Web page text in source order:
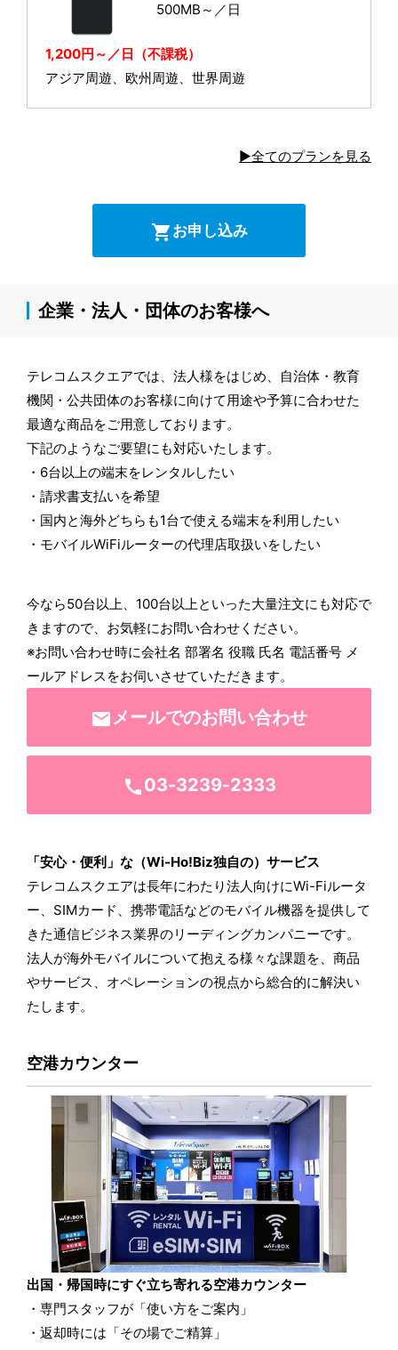
500MB～／日
1,200円～／日（不課税）
アジア周遊、欧州周遊、世界周遊
▶全てのプランを見る
shopping_cart お申し込み
企業・法人・団体のお客様へ
テレコムスクエアでは、法人様をはじめ、自治体・教育
機関・公共団体のお客様に向けて用途や予算に合わせた
最適な商品をご用意しております。
下記のようなご要望にも対応いたします。
6台以上の端末をレンタルしたい
請求書支払いを希望
国内と海外どちらも1台で使える端末を利用したい
モバイルWiFiルーターの代理店取扱いをしたい
今なら50台以上、100台以上といった大量注文にも対応で
きますので、お気軽にお問い合わせください。
※お問い合わせ時に会社名 部署名 役職 氏名 電話番号 メ
ールアドレスをお伺いさせていただきます。
emailメールでのお問い合わせ
call03-3239-2333
「安心・便利」な（Wi-Ho!Biz独自の）サービス
テレコムスクエアは長年にわたり法人向けにWi-Fiルータ
ー、SIMカード、携帯電話などのモバイル機器を提供して
きた通信ビジネス業界のリーディングカンパニーです。
法人が海外モバイルについて抱える様々な課題を、商品
やサービス、オペレーションの視点から総合的に解決い
たします。
空港カウンター
出国・帰国時にすぐ立ち寄れる空港カウンター
専門スタッフが「使い方をご案内」
返却時には「その場でご精算」